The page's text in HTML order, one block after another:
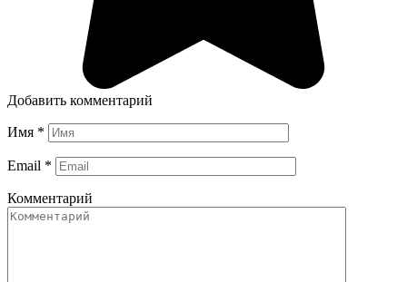
Добавить комментарий
Имя *
Email *
Комментарий